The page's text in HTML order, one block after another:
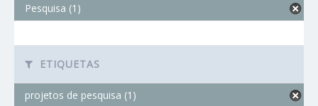
Pesquisa (1)
ETIQUETAS
projetos de pesquisa (1)